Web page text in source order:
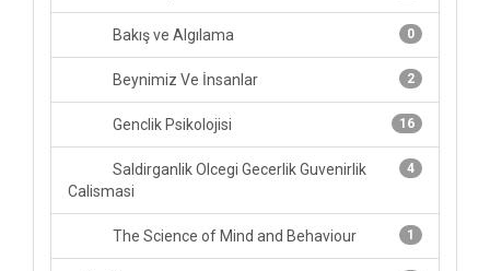
0
Bakış ve Algılama
2
Beynimiz Ve İnsanlar
16
Genclik Psikolojisi
4
Saldirganlik Olcegi Gecerlik Guvenirlik
Calismasi
1
The Science of Mind and Behaviour